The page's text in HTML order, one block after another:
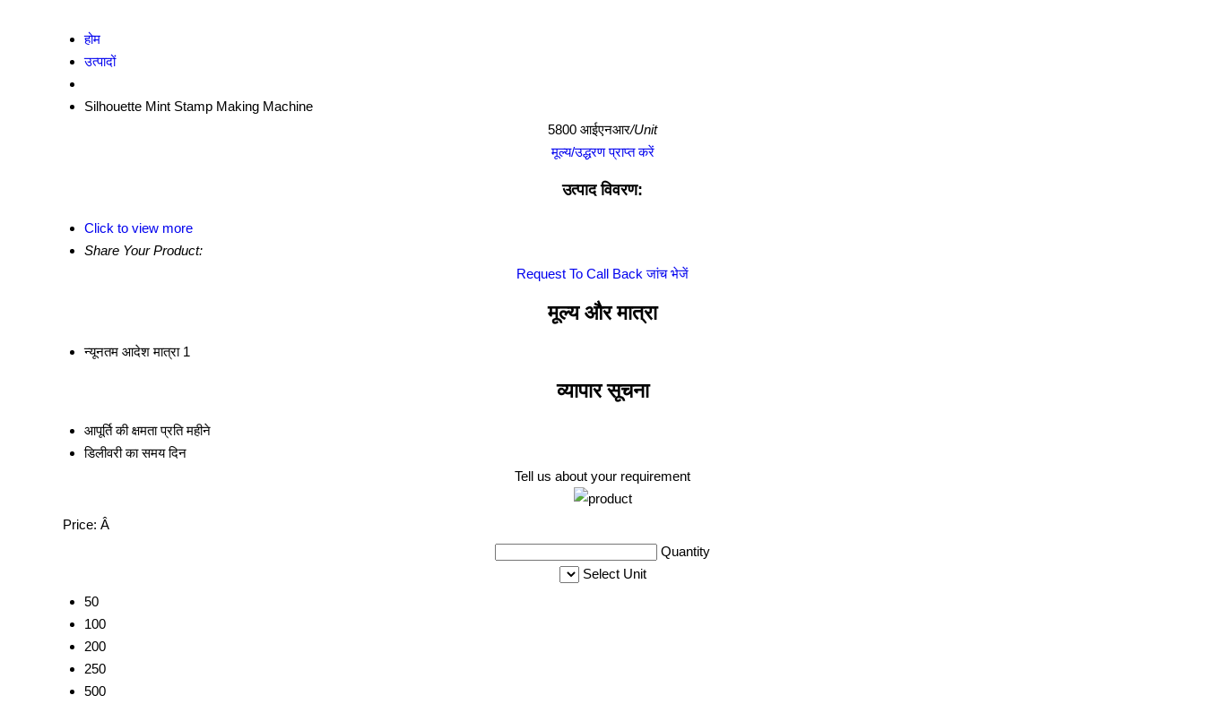
होम
उत्पादों
Silhouette Mint Stamp Making Machine
5800 आईएनआर/Unit
मूल्य/उद्धरण प्राप्त करें
उत्पाद विवरण:
Click to view more
Share Your Product:
Request To Call Back जांच भेजें
मूल्य और मात्रा
न्यूनतम आदेश मात्रा 1
व्यापार सूचना
आपूर्ति की क्षमता प्रति महीने
डिलीवरी का समय दिन
Tell us about your requirement
Price: Â
Quantity
Select Unit
50
100
200
250
500